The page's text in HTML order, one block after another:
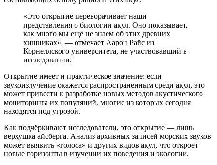
«Это открытие переворачивает наши
представления о биологии акул. Оно показывает,
как много мы еще не знаем об этих древних
хищниках», — отмечает Аарон Райс из
Корнеллского университета, не участвовавший в
исследовании.
Открытие имеет и практическое значение: если
звукоизлучение окажется распространенным среди акул, это
может привести к разработке новых методов акустического
мониторинга их популяций, многие из которых сегодня
находятся под угрозой.
Как подчёркивают исследователи, это открытие — лишь
верхушка айсберга. Анализ архивных записей морских звуков
может выявить «голоса» и других видов акул, что откроет
новые горизонты в изучении их поведения и экологии.